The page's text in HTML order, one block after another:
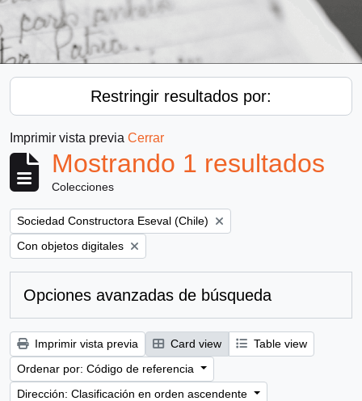
Restringir resultados por:
Imprimir vista previa Cerrar
Mostrando 1 resultados
Colecciones
Remove filter:
Sociedad Constructora Eseval (Chile)
Remove filter:
Con objetos digitales
Opciones avanzadas de búsqueda
Imprimir vista previa Card view
Table view
Ordenar por: Código de referencia
Dirección: Clasificación en orden ascendente